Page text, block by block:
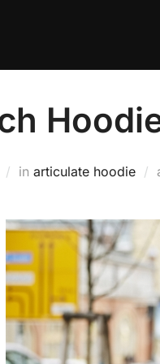
in articulate hoodie